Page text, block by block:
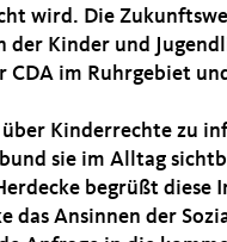
wird. Die
Kinder und
im Ruhrgebiet
Kinderrechte zu
sie im Alltag
begrüßt
Ansinnen der